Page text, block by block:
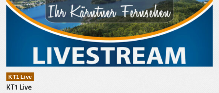
KT1 Live
KT1 Live